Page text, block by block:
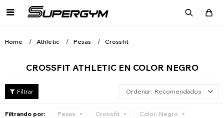

Home Athletic Pesas Crossfit
CROSSFIT ATHLETIC EN COLOR NEGRO
Recomendados
Filtrando por: Pesas Crossfit Color: Negro